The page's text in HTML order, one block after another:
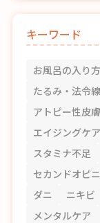
キーワード
お風呂の入り方
たるみ・法令線
アトピー性皮
エイジングケア
スタミナ不足
セカンドオピ
ダニ
ニキビ
メンタルケア